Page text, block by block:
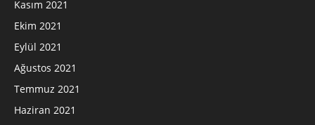
Kasım 2021
Ekim 2021
Eylül 2021
Ağustos 2021
Temmuz 2021
Haziran 2021